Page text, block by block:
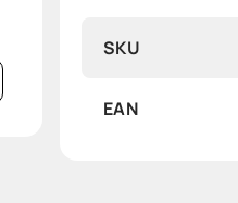
SKU
EAN